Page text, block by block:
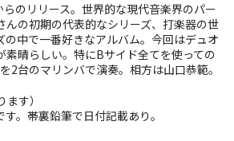
のリリース。世界的な現代音楽界のパー
んの初期の代表的なシリーズ、打楽器の世
の中で一番好きなアルバム。今回はデュオ
素晴らしい。特にBサイド全てを使っての
2台のマリンバで演奏。相方は山口恭範。
す）
。帯裏鉛筆で日付記載あり。